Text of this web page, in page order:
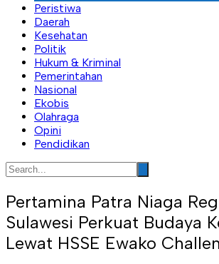
Peristiwa
Daerah
Kesehatan
Politik
Hukum & Kriminal
Pemerintahan
Nasional
Ekobis
Olahraga
Opini
Pendidikan
Pertamina Patra Niaga
Sulawesi Perkuat Budaya
Lewat HSSE Ewako